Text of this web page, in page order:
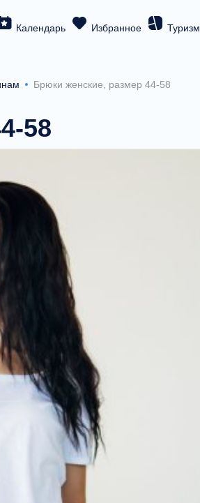
Календарь Избранное Туризм
Брюки женские, размер 44-58
58